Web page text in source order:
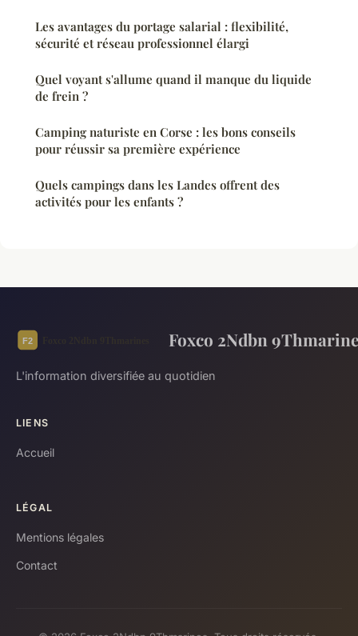
Les avantages du portage salarial : flexibilité,
sécurité et réseau professionnel élargi
Quel voyant s'allume quand il manque du liquide
de frein ?
Camping naturiste en Corse : les bons conseils
pour réussir sa première expérience
Quels campings dans les Landes offrent des
activités pour les enfants ?
Foxco 2Ndbn
L'information diversifiée au quotidien
LIENS
Accueil
LÉGAL
Mentions légales
Contact